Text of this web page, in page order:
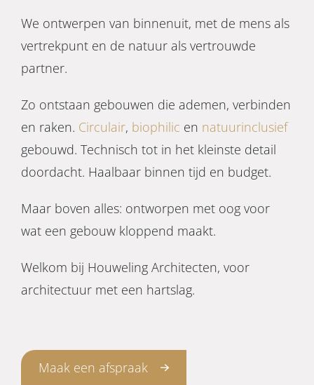
We ontwerpen van binnenuit, met de mens als
vertrekpunt en de natuur als vertrouwde
partner.
Zo ontstaan gebouwen die ademen, verbinden
en raken. Circulair, biophilic en natuurinclusief
gebouwd. Technisch tot in het kleinste detail
doordacht. Haalbaar binnen tijd en budget.
Maar boven alles: ontworpen met oog voor
wat een gebouw kloppend maakt.
Welkom bij Houweling Architecten, voor
architectuur met een hartslag.
Maak een afspraak